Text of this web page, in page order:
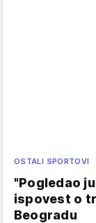
OSTALI SPORTOVI
"Pogledao
ispovest o
Beogradu